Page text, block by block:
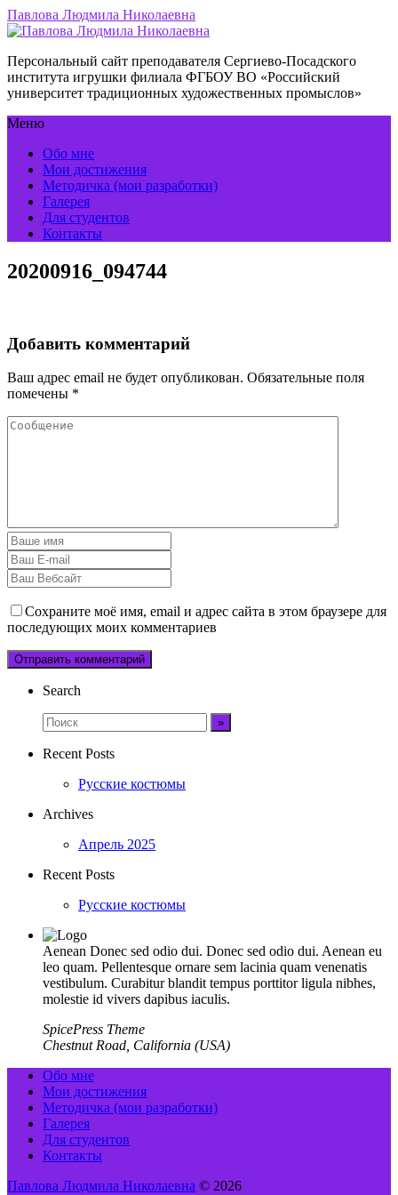
Павлова Людмила Николаевна
Персональный сайт преподавателя Сергиево-Посадского
института игрушки филиала ФГБОУ ВО «Российский
университет традиционных художественных промыслов»
Меню
Обо мне
Мои достижения
Методичка (мои разработки)
Галерея
Для студентов
Контакты
20200916_094744
Добавить комментарий
Ваш адрес email не будет опубликован. Обязательные поля
помечены *
Сохраните моё имя, email и адрес сайта в этом браузере для
последующих моих комментариев
Search
Recent Posts
Русские костюмы
Archives
Апрель 2025
Recent Posts
Русские костюмы
Aenean Donec sed odio dui. Donec sed odio dui. Aenean eu
leo quam. Pellentesque ornare sem lacinia quam venenatis
vestibulum. Curabitur blandit tempus porttitor ligula nibhes,
molestie id vivers dapibus iaculis.
SpicePress Theme
Chestnut Road, California (USA)
Обо мне
Мои достижения
Методичка (мои разработки)
Галерея
Для студентов
Контакты
Павлова Людмила Николаевна © 2026